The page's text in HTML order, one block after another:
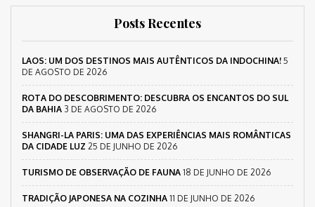
Posts Recentes
LAOS: UM DOS DESTINOS MAIS AUTÊNTICOS DA INDOCHINA! 5
DE AGOSTO DE 2026
ROTA DO DESCOBRIMENTO: DESCUBRA OS ENCANTOS DO SUL
DA BAHIA 3 DE AGOSTO DE 2026
SHANGRI-LA PARIS: UMA DAS EXPERIÊNCIAS MAIS ROMÂNTICAS
DA CIDADE LUZ 25 DE JUNHO DE 2026
TURISMO DE OBSERVAÇÃO DE FAUNA 18 DE JUNHO DE 2026
TRADIÇÃO JAPONESA NA COZINHA 11 DE JUNHO DE 2026